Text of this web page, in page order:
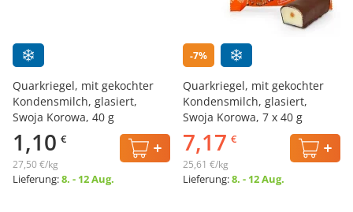
Quarkriegel, mit gekochter
Kondensmilch, glasiert,
Swoja Korowa, 40 g
1,10 €
27,50 €/kg
Lieferung:8. - 12 Aug.
-7%
Quarkriegel, mit gekochter
Kondensmilch, glasiert,
Swoja Korowa, 7 х 40 g
7,17 €
25,61 €/kg
Lieferung:8. - 12 Aug.